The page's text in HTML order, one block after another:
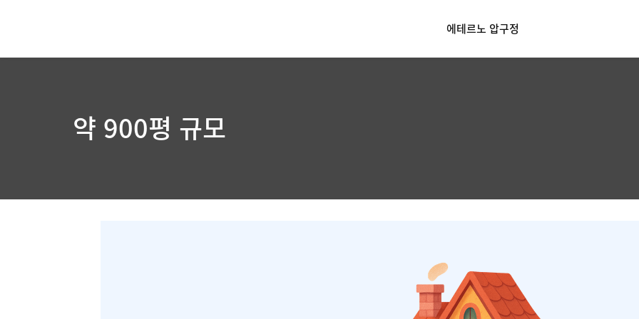
에테르노 압구정
약 900평 규모